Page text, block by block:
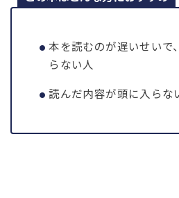
本を読むのが遅いせいで
らない人
読んだ内容が頭に入らな